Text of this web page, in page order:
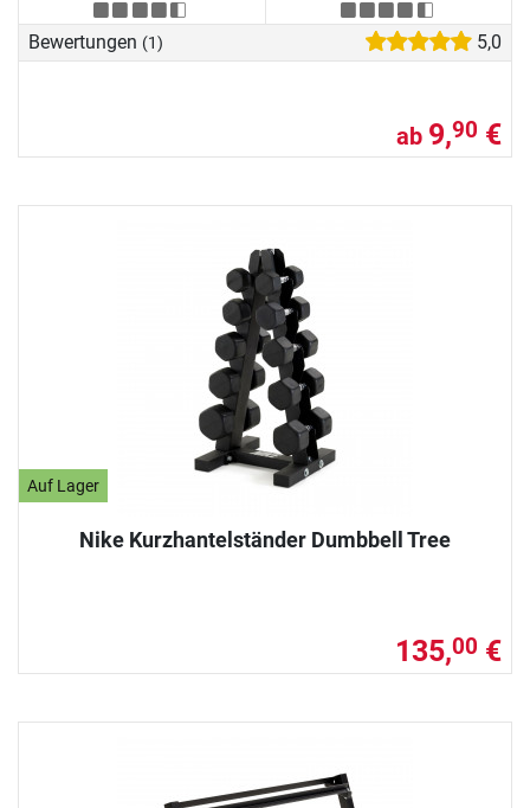
Bewertungen (1) 5,0
ab 9,90 €
Auf Lager
Nike Kurzhantelständer Dumbbell Tree
135,00 €